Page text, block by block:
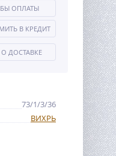
ОПЛАТЫ
В КРЕДИТ
ДОСТАВКЕ
73/1/3/36
ВИХРЬ